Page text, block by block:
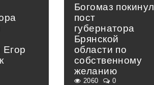
Егор
Богомаз покинул
пост
губернатора
Брянской
области по
собственному
желанию
2060 0